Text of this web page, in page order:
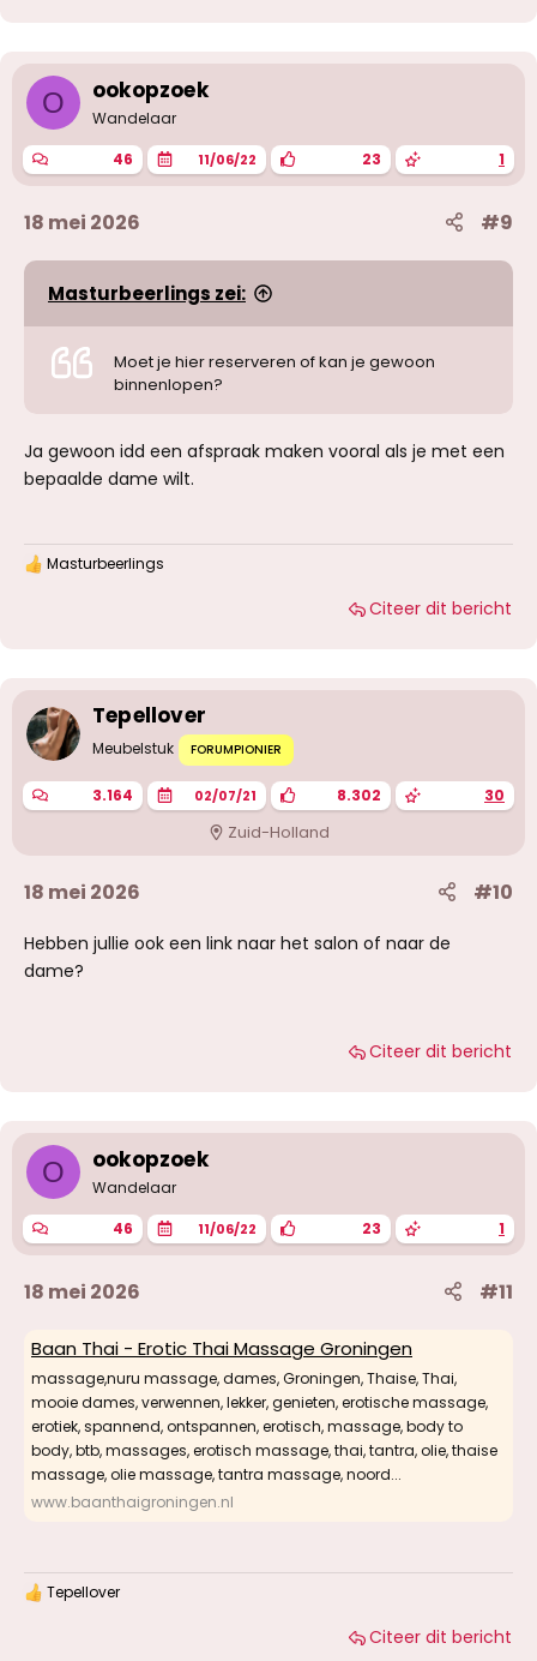
n
g
n
:
O ookopzoek
Wandelaar
46 11/06/22 23 1
18 mei 2026 #9
Masturbeerlings zei:
Moet je hier reserveren of kan je gewoon
binnenlopen?
Ja gewoon idd een afspraak maken vooral als je met een
bepaalde dame wilt.
W
n
g
n
:
Masturbeerlings
Citeer dit bericht
Tepellover
Meubelstuk FORUMPIONIER
3.164 02/07/21 8.302 30
Zuid-Holland
18 mei 2026 #10
Hebben jullie ook een link naar het salon of naar de
dame?
Citeer dit bericht
O ookopzoek
Wandelaar
46 11/06/22 23 1
18 mei 2026 #11
Baan Thai - Erotic Thai Massage Groningen
massage,nuru massage, dames, Groningen, Thaise, Thai,
mooie dames, verwennen, lekker, genieten, erotische massage,
erotiek, spannend, ontspannen, erotisch, massage, body to
body, btb, massages, erotisch massage, thai, tantra, olie, thaise
massage, olie massage, tantra massage, noord...
www.baanthaigroningen.nl
W Tepellover
Citeer dit bericht